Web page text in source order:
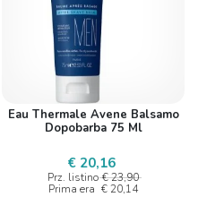
Eau Thermale Avene Balsamo
Dopobarba 75 Ml
€ 20,16
Prz. listino € 23,90
Prima era € 20,14